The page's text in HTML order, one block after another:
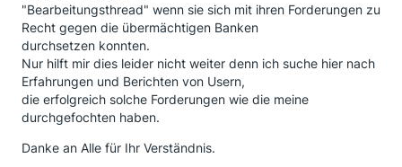
"Bearbeitungsthread" wenn sie sich mit ihren Forderungen zu
Recht gegen die übermächtigen Banken
durchsetzen konnten.
Nur hilft mir dies leider nicht weiter denn ich suche hier nach
Erfahrungen und Berichten von Usern,
die erfolgreich solche Forderungen wie die meine
durchgefochten haben.
Danke an Alle für Ihr Verständnis.